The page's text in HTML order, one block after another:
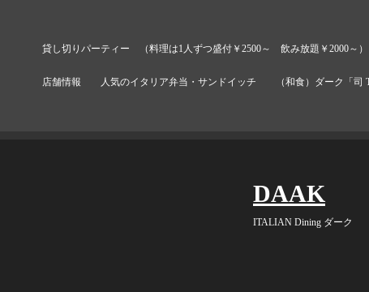
貸し切りパーティー （料理は1人ずつ盛付￥2500～ 飲み放題￥2000～）
店舗情報 人気のイタリア弁当・サンドイッチ （和食）ダーク「司
DAAK
ITALIAN Dining ダーク